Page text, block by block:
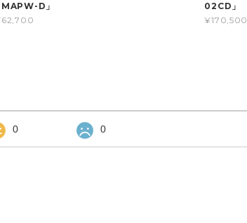
D」
02CD」
¥170,500
0 0